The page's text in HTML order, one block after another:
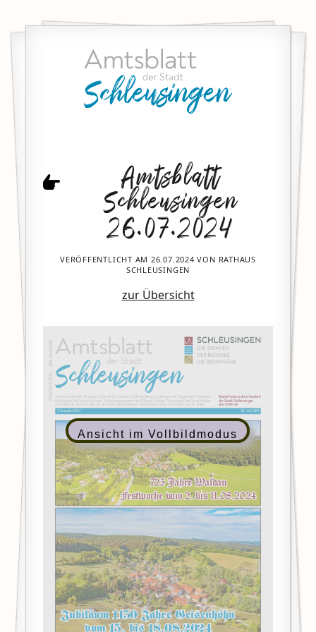
Amtsblatt
Schleusingen
26.07.2024
VERÖFFENTLICHT AM 26.07.2024 VON RATHAUS
SCHLEUSINGEN
zur Übersicht
Ansicht im Vollbildmodus